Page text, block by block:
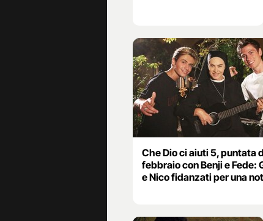
Che Dio ci aiuti 5, puntata
febbraio con Benji e Fede:
e Nico fidanzati per una